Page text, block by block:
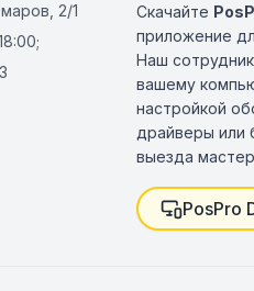
2/1
Скачайте
приложение
Наш
вашему
настройкой
драйверы или
выезда
PosPro